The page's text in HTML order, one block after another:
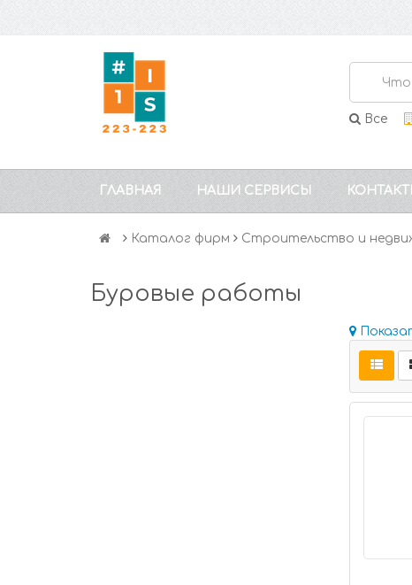
Все
ГЛАВНАЯ НАШИ СЕРВИСЫ
Каталог фирм Строительство и
Буровые работы